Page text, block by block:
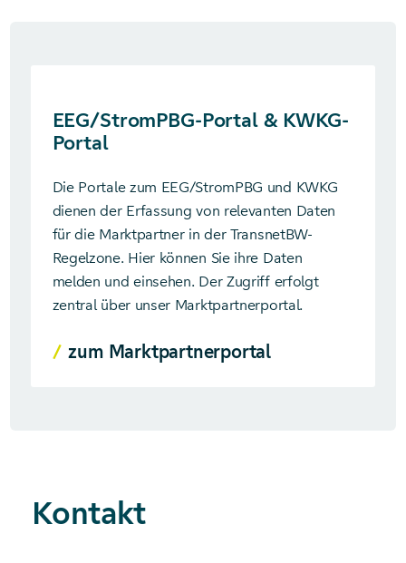
EEG/StromPBG-Portal & KWKG-
Portal
Die Portale zum EEG/StromPBG und KWKG
dienen der Erfassung von relevanten Daten
für die Marktpartner in der TransnetBW-
Regelzone. Hier können Sie ihre Daten
melden und einsehen. Der Zugriff erfolgt
zentral über unser Marktpartnerportal.
zum Marktpartnerportal
Kontakt